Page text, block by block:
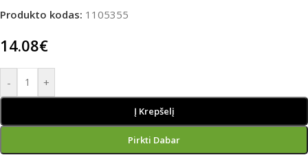
Produkto kodas: 1105355
14.08€
- +
Į Krepšelį
Pirkti Dabar